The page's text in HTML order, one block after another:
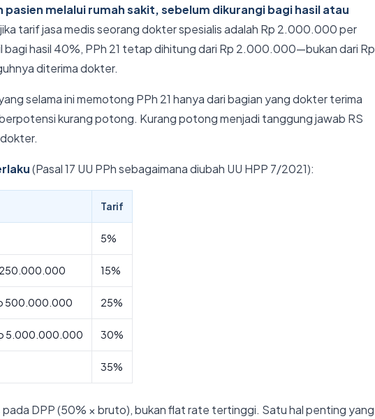
melalui rumah sakit, sebelum dikurangi bagi hasil atau
tarif jasa medis seorang dokter spesialis adalah Rp 2.000.000 per
bagi hasil 40%, PPh 21 tetap dihitung dari Rp 2.000.000—bukan dari Rp
diterima dokter.
selama ini memotong PPh 21 hanya dari bagian yang dokter terima
kurang potong. Kurang potong menjadi tanggung jawab RS
(Pasal 17 UU PPh sebagaimana diubah UU HPP 7/2021):
Tarif
5%
250.000.000 15%
500.000.000 25%
5.000.000.000 30%
35%
pada DPP (50% × bruto), bukan flat rate tertinggi. Satu hal penting yang